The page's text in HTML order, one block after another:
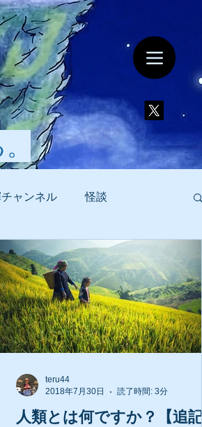
チャンネル 怪談
人類とは何ですか？【追記
teru44
2018年7月30日
読了時間: 3分